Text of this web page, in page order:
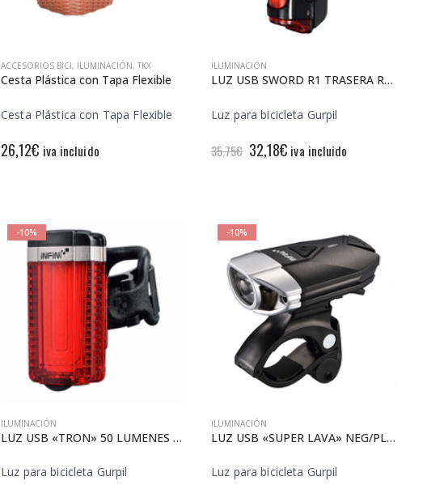
ACCESORIOS BICI, ILUMINACIÓN, TKX
Cesta Plástica con Tapa Flexible
Cesta Plástica con Tapa Flexible
26,12€ iva incluido
ILUMINACIÓN
LUZ USB SWORD R1 TRASERA ROJA 30 CHIPS
Luz para bicicleta Gurpil
35,75€ El
precio
32,18€El
precio
iva incluido
-10%
ILUMINACIÓN
LUZ USB «TRON» 50 LUMENES TRASERA
Luz para bicicleta Gurpil
-10%
ILUMINACIÓN
LUZ USB «SUPER LAVA» NEG/PLATA 300 LUMEN
Luz para bicicleta Gurpil